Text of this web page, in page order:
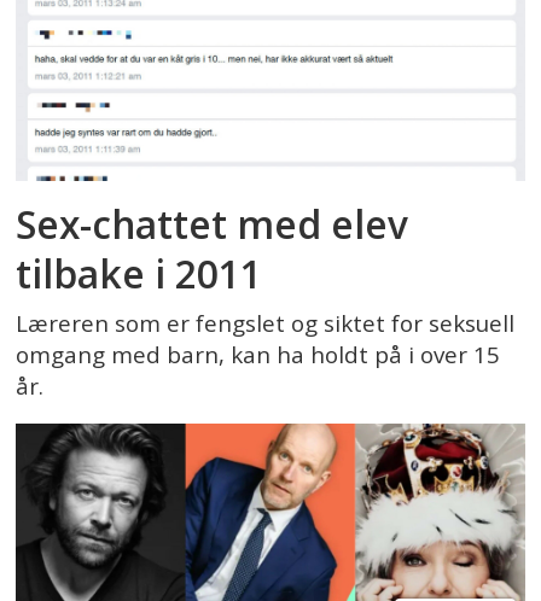
Sex-chattet med elev
tilbake i 2011
Læreren som er fengslet og siktet for seksuell
omgang med barn, kan ha holdt på i over 15
år.